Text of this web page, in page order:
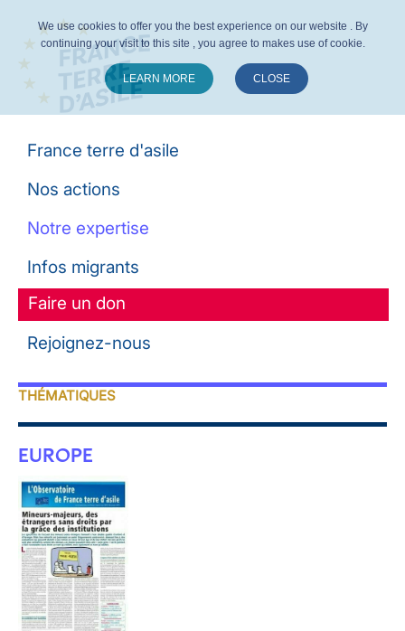
France terre d'asile
Nos actions
Notre expertise
Infos migrants
Faire un don
Rejoignez-nous
THÉMATIQUES
EUROPE
We use cookies to offer you the best experience on our website . By
continuing your visit to this site , you agree to makes use of cookie.
LEARN MORE CLOSE